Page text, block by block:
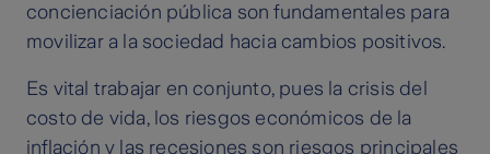
concienciación pública son fundamentales para
movilizar a la sociedad hacia cambios positivos.
Es vital trabajar en conjunto, pues la crisis del
costo de vida, los riesgos económicos de la
inflación y las recesiones son riesgos principales